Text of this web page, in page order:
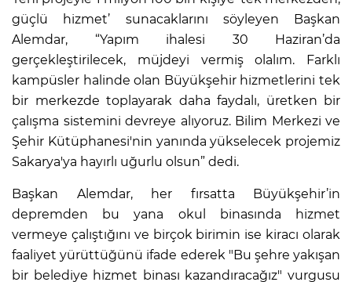
güçlü hizmet’ sunacaklarını söyleyen Başkan
Alemdar, “Yapım ihalesi 30 Haziran’da
gerçekleştirilecek, müjdeyi vermiş olalım. Farklı
kampüsler halinde olan Büyükşehir hizmetlerini tek
bir merkezde toplayarak daha faydalı, üretken bir
çalışma sistemini devreye alıyoruz. Bilim Merkezi ve
Şehir Kütüphanesi'nin yanında yükselecek projemiz
Sakarya'ya hayırlı uğurlu olsun” dedi.
Başkan Alemdar, her fırsatta Büyükşehir’in
depremden bu yana okul binasında hizmet
vermeye çalıştığını ve birçok birimin ise kiracı olarak
faaliyet yürüttüğünü ifade ederek "Bu şehre yakışan
bir belediye hizmet binası kazandıracağız" vurgusu